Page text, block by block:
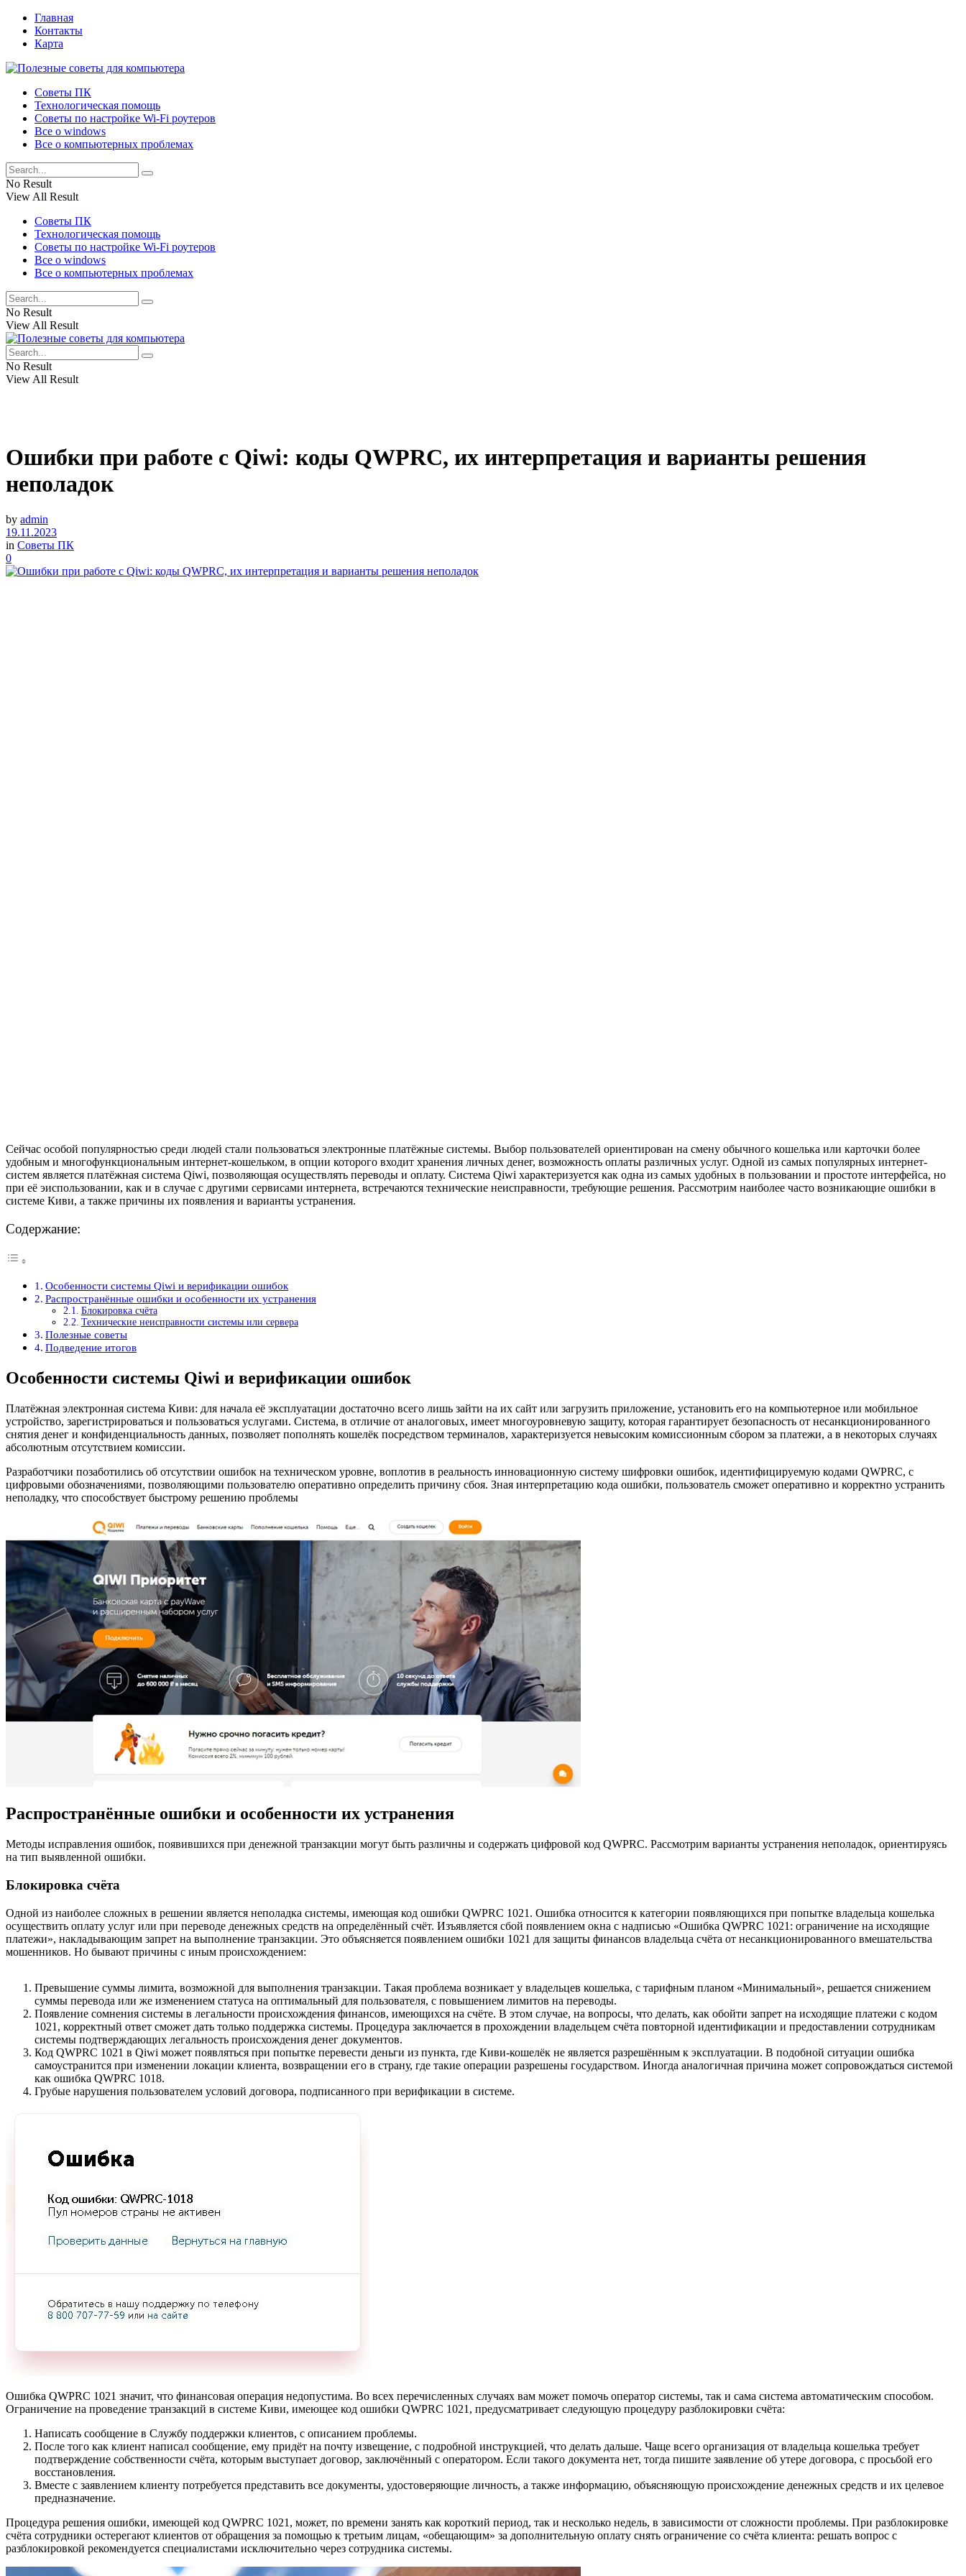
Главная
Контакты
Карта
Советы ПК
Технологическая помощь
Советы по настройке Wi-Fi роутеров
Все о windows
Все о компьютерных проблемах
No Result
View All Result
Советы ПК
Технологическая помощь
Советы по настройке Wi-Fi роутеров
Все о windows
Все о компьютерных проблемах
No Result
View All Result
No Result
View All Result
Ошибки при работе с Qiwi: коды QWPRC, их интерпретация и варианты решения
неполадок
by admin
19.11.2023
in Советы ПК
0
Сейчас особой популярностью среди людей стали пользоваться электронные платёжные системы. Выбор пользователей ориентирован на смену обычного кошелька или карточки более
удобным и многофункциональным интернет-кошельком, в опции которого входит хранения личных денег, возможность оплаты различных услуг. Одной из самых популярных интернет-
систем является платёжная система Qiwi, позволяющая осуществлять переводы и оплату. Система Qiwi характеризуется как одна из самых удобных в пользовании и простоте интерфейса, но
при её эиспользовании, как и в случае с другими сервисами интернета, встречаются технические неисправности, требующие решения. Рассмотрим наиболее часто возникающие ошибки в
системе Киви, а также причины их появления и варианты устранения.
Содержание:
Особенности системы Qiwi и верификации ошибок
Распространённые ошибки и особенности их устранения
Блокировка счёта
Технические неисправности системы или сервера
Полезные советы
Подведение итогов
Особенности системы Qiwi и верификации ошибок
Платёжная электронная система Киви: для начала её эксплуатации достаточно всего лишь зайти на их сайт или загрузить приложение, установить его на компьютерное или мобильное
устройство, зарегистрироваться и пользоваться услугами. Система, в отличие от аналоговых, имеет многоуровневую защиту, которая гарантирует безопасность от несанкционированного
снятия денег и конфиденциальность данных, позволяет пополнять кошелёк посредством терминалов, характеризуется невысоким комиссионным сбором за платежи, а в некоторых случаях
абсолютным отсутствием комиссии.
Разработчики позаботились об отсутствии ошибок на техническом уровне, воплотив в реальность инновационную систему шифровки ошибок, идентифицируемую кодами QWPRC, с
цифровыми обозначениями, позволяющими пользователю оперативно определить причину сбоя. Зная интерпретацию кода ошибки, пользователь сможет оперативно и корректно устранить
неполадку, что способствует быстрому решению проблемы
Распространённые ошибки и особенности их устранения
Методы исправления ошибок, появившихся при денежной транзакции могут быть различны и содержать цифровой код QWPRC. Рассмотрим варианты устранения неполадок, ориентируясь
на тип выявленной ошибки.
Блокировка счёта
Одной из наиболее сложных в решении является неполадка системы, имеющая код ошибки QWPRC 1021. Ошибка относится к категории появляющихся при попытке владельца кошелька
осуществить оплату услуг или при переводе денежных средств на определённый счёт. Изъявляется сбой появлением окна с надписью «Ошибка QWPRC 1021: ограничение на исходящие
платежи», накладывающим запрет на выполнение транзакции. Это объясняется появлением ошибки 1021 для защиты финансов владельца счёта от несанкционированного вмешательства
мошенников. Но бывают причины с иным происхождением:
Превышение суммы лимита, возможной для выполнения транзакции. Такая проблема возникает у владельцев кошелька, с тарифным планом «Минимальный», решается снижением
суммы перевода или же изменением статуса на оптимальный для пользователя, с повышением лимитов на переводы.
Появление сомнения системы в легальности происхождения финансов, имеющихся на счёте. В этом случае, на вопросы, что делать, как обойти запрет на исходящие платежи с кодом
1021, корректный ответ сможет дать только поддержка системы. Процедура заключается в прохождении владельцем счёта повторной идентификации и предоставлении сотрудникам
системы подтверждающих легальность происхождения денег документов.
Код QWPRC 1021 в Qiwi может появляться при попытке перевести деньги из пункта, где Киви-кошелёк не является разрешённым к эксплуатации. В подобной ситуации ошибка
самоустранится при изменении локации клиента, возвращении его в страну, где такие операции разрешены государством. Иногда аналогичная причина может сопровождаться системой
как ошибка QWPRC 1018.
Грубые нарушения пользователем условий договора, подписанного при верификации в системе.
Ошибка QWPRC 1021 значит, что финансовая операция недопустима. Во всех перечисленных случаях вам может помочь оператор системы, так и сама система автоматическим способом.
Ограничение на проведение транзакций в системе Киви, имеющее код ошибки QWPRC 1021, предусматривает следующую процедуру разблокировки счёта:
Написать сообщение в Службу поддержки клиентов, с описанием проблемы.
После того как клиент написал сообщение, ему придёт на почту извещение, с подробной инструкцией, что делать дальше. Чаще всего организация от владельца кошелька требует
подтверждение собственности счёта, которым выступает договор, заключённый с оператором. Если такого документа нет, тогда пишите заявление об утере договора, с просьбой его
восстановления.
Вместе с заявлением клиенту потребуется представить все документы, удостоверяющие личность, а также информацию, объясняющую происхождение денежных средств и их целевое
предназначение.
Процедура решения ошибки, имеющей код QWPRC 1021, может, по времени занять как короткий период, так и несколько недель, в зависимости от сложности проблемы. При разблокировке
счёта сотрудники остерегают клиентов от обращения за помощью к третьим лицам, «обещающим» за дополнительную оплату снять ограничение со счёта клиента: решать вопрос с
разблокировкой рекомендуется специалистами исключительно через сотрудника системы.